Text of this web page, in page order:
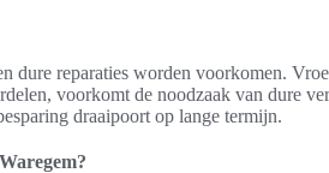
dure reparaties worden voorkomen.
voorkomt de noodzaak van dure
draaipoort op lange termijn.